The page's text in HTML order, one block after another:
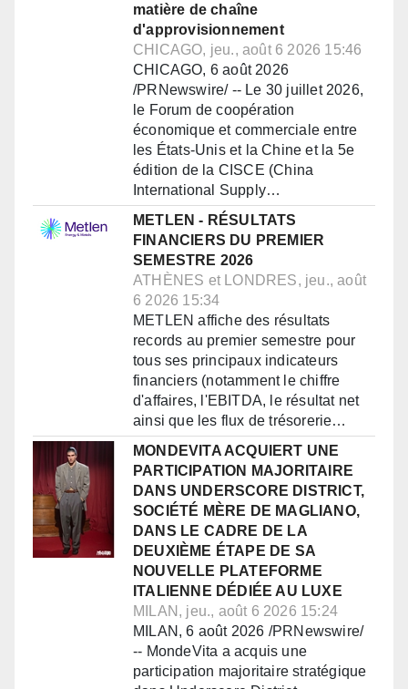
matière de chaîne
d'approvisionnement
CHICAGO, jeu., août 6 2026 15:46
CHICAGO, 6 août 2026
/PRNewswire/ -- Le 30 juillet 2026,
le Forum de coopération
économique et commerciale entre
les États-Unis et la Chine et la 5e
édition de la CISCE (China
International Supply…
METLEN - RÉSULTATS
FINANCIERS DU PREMIER
SEMESTRE 2026
ATHÈNES et LONDRES, jeu., août
6 2026 15:34
METLEN affiche des résultats
records au premier semestre pour
tous ses principaux indicateurs
financiers (notamment le chiffre
d'affaires, l'EBITDA, le résultat net
ainsi que les flux de trésorerie…
MONDEVITA ACQUIERT UNE
PARTICIPATION MAJORITAIRE
DANS UNDERSCORE DISTRICT,
SOCIÉTÉ MÈRE DE MAGLIANO,
DANS LE CADRE DE LA
DEUXIÈME ÉTAPE DE SA
NOUVELLE PLATEFORME
ITALIENNE DÉDIÉE AU LUXE
MILAN, jeu., août 6 2026 15:24
MILAN, 6 août 2026 /PRNewswire/
-- MondeVita a acquis une
participation majoritaire stratégique